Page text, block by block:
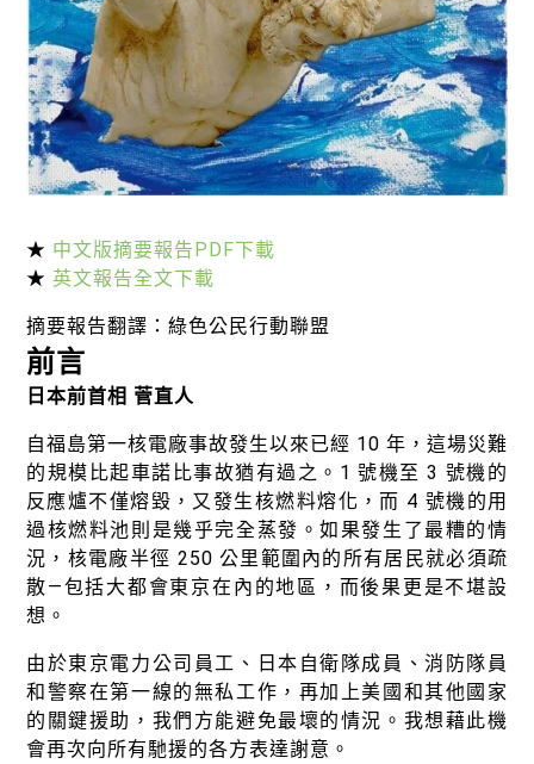
新聞稿及聲明
投書及專欄
工作側記
出版及義賣品
捐款支持
徵才資訊
活動行事曆
教育推廣申請
加入志工
★ 中文版摘要報告PDF下載
★ 英文報告全文下載
摘要報告翻譯：綠色公民行動聯盟
前言
日本前首相 菅直人
自福島第一核電廠事故發生以來已經 10 年，這場災難
的規模比起車諾比事故猶有過之。1 號機至 3 號機的
反應爐不僅熔毀，又發生核燃料熔化，而 4 號機的用
過核燃料池則是幾乎完全蒸發。如果發生了最糟的情
況，核電廠半徑 250 公里範圍內的所有居民就必須疏
散—包括大都會東京在內的地區，而後果更是不堪設
想。
由於東京電力公司員工、日本自衛隊成員、消防隊員
和警察在第一線的無私工作，再加上美國和其他國家
的關鍵援助，我們方能避免最壞的情況。我想藉此機
會再次向所有馳援的各方表達謝意。